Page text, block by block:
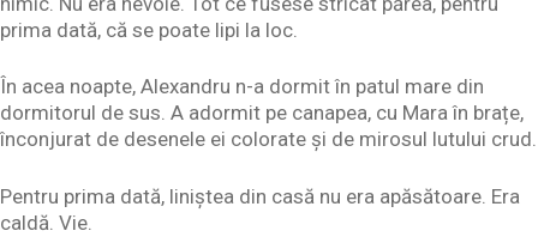
prima dată, că se poate lipi la loc.
În acea noapte, Alexandru n-a dormit în patul mare din
dormitorul de sus. A adormit pe canapea, cu Mara în brațe,
înconjurat de desenele ei colorate și de mirosul lutului crud.
Pentru prima dată, liniștea din casă nu era apăsătoare. Era
caldă. Vie.